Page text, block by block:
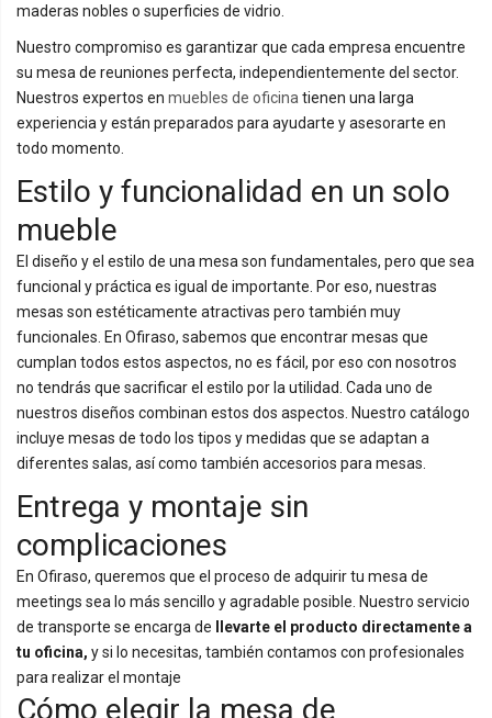
maderas nobles o superficies de vidrio.
Nuestro compromiso es garantizar que cada empresa encuentre
su mesa de reuniones perfecta, independientemente del sector.
Nuestros expertos en muebles de oficina tienen una larga
experiencia y están preparados para ayudarte y asesorarte en
todo momento.
Estilo y funcionalidad en un solo
mueble
El diseño y el estilo de una mesa son fundamentales, pero que sea
funcional y práctica es igual de importante. Por eso, nuestras
mesas son estéticamente atractivas pero también muy
funcionales. En Ofiraso, sabemos que encontrar mesas que
cumplan todos estos aspectos, no es fácil, por eso con nosotros
no tendrás que sacrificar el estilo por la utilidad. Cada uno de
nuestros diseños combinan estos dos aspectos. Nuestro catálogo
incluye mesas de todo los tipos y medidas que se adaptan a
diferentes salas, así como también accesorios para mesas.
Entrega y montaje sin
complicaciones
En Ofiraso, queremos que el proceso de adquirir tu mesa de
meetings sea lo más sencillo y agradable posible. Nuestro servicio
de transporte se encarga de
llevarte el producto directamente a
tu oficina, y si lo necesitas, también contamos con profesionales
para realizar el montaje
Cómo elegir la mesa de